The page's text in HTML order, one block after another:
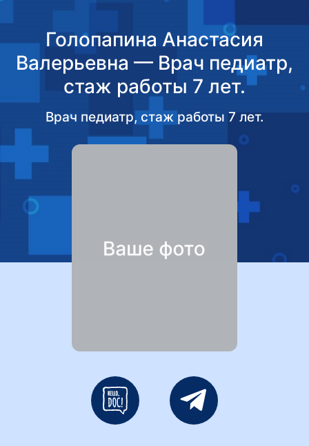
Голопапина Анастасия
Валерьевна — Врач педиатр,
стаж работы 7 лет.
Врач педиатр, стаж работы 7 лет.